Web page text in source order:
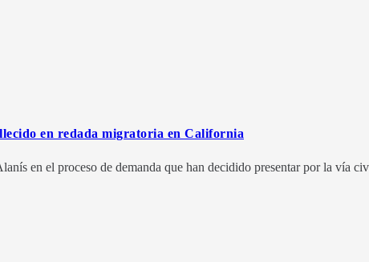
en redada migratoria en California
en el proceso de demanda que han decidido presentar por la vía